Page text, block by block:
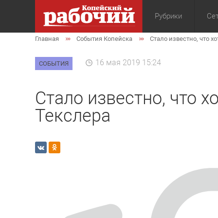
Рубрики
Общество
Главная События Копейска Стало известно, что
СОБЫТИЯ 16 мая 2019 15:24
Стало известно, что
Текслера